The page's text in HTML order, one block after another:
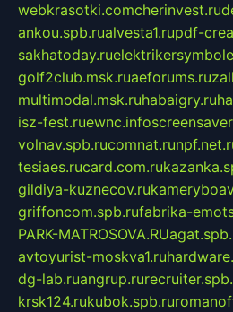
webkrasotki.comcherinvest.ru
ankou.spb.rualvesta1.rupdf-
sakhatoday.ru
golf2club.msk.ruaeforums.ru
multimodal.msk.ruhabaigry.ru
isz-fest.ruewnc.info
volnav.spb.rucomnat.ru
tesiaes.rucard.com.ru
gildiya-kuznecov.ru
griffoncom.spb.rufabrika-
PARK-MATROSOVA.RU
avtoyurist-moskva1.ru
dg-lab.ruangrup.ru
krsk124.rukubok.spb.ru